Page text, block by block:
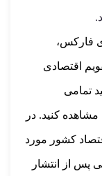
فارکس،
اقتصادی
تمامی
کنید. در
کشور مورد
پس از انتشار